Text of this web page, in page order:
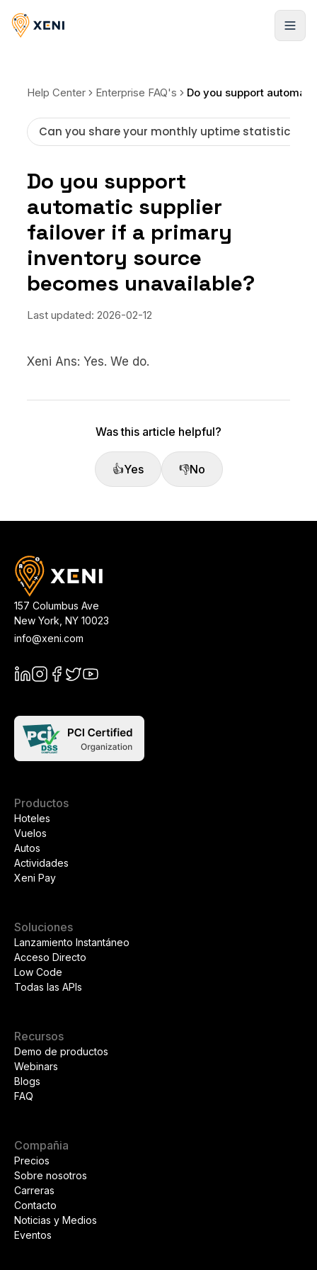
Registrarse
Help Center Enterprise FAQ's
Can you share your monthly uptime statistics
Do you support
automatic supplier
failover if a primary
inventory source
becomes unavailable?
Last updated: 2026-02-12
Xeni Ans: Yes. We do.
Was this article helpful?
👍Yes 👎No
157 Columbus Ave
New York NY 10023
info@xeni.com
Productos
Hoteles
Vuelos
Autos
Actividades
Xeni Pay
Soluciones
Lanzamiento Instantáneo
Acceso Directo
Low Code
Todas las APIs
Recursos
Demo de productos
Webinars
Blogs
FAQ
Compañia
Precios
Sobre nosotros
Carreras
Contacto
Noticias y Medios
Eventos